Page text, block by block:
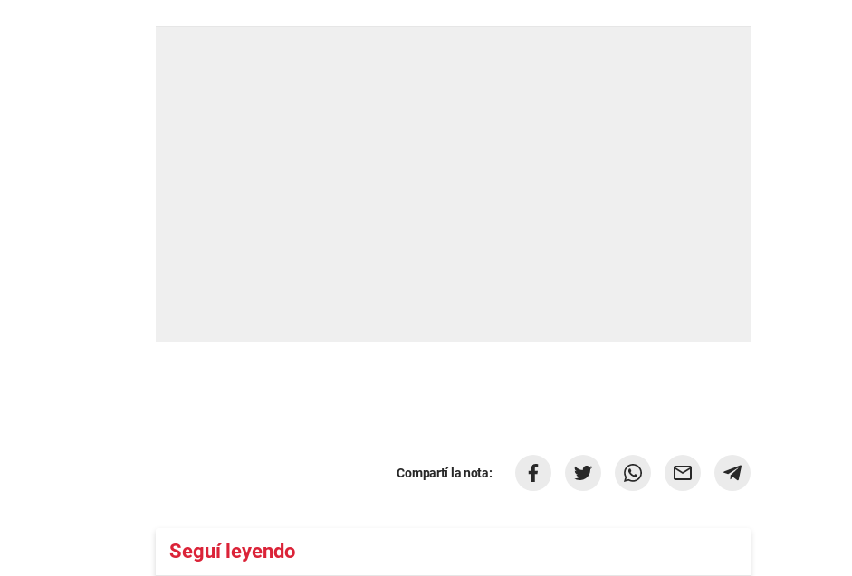
Compartí la nota:
Seguí leyendo